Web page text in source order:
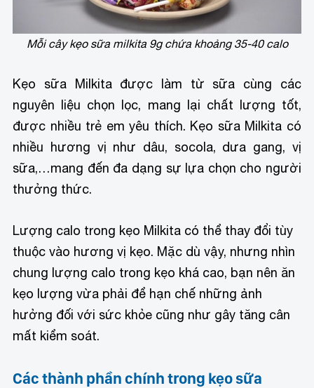
Mỗi cây kẹo sữa milkita 9g chứa khoảng 35-40 calo
Kẹo sữa Milkita được làm từ sữa cùng các
nguyên liệu chọn lọc, mang lại chất lượng tốt,
được nhiều trẻ em yêu thích. Kẹo sữa Milkita có
nhiều hương vị như dâu, socola, dưa gang, vị
sữa,…mang đến đa dạng sự lựa chọn cho người
thưởng thức.
Lượng calo trong kẹo Milkita có thể thay đổi tùy
thuộc vào hương vị kẹo. Mặc dù vậy, nhưng nhìn
chung lượng calo trong kẹo khá cao, bạn nên ăn
kẹo lượng vừa phải để hạn chế những ảnh
hưởng đối với sức khỏe cũng như gây tăng cân
mất kiểm soát.
Các thành phần chính trong kẹo sữa